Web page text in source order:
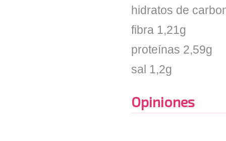
hidratos de
fibra 1,21g
proteínas 2,59g
sal 1,2g
Opiniones